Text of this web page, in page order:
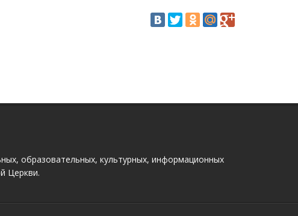
образовательных, культурных, информационных
Церкви.